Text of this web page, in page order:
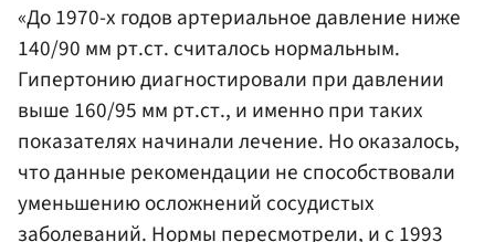
«До 1970-х годов артериальное давление ниже
140/90 мм рт.ст. считалось нормальным.
Гипертонию диагностировали при давлении
выше 160/95 мм рт.ст., и именно при таких
показателях начинали лечение. Но оказалось,
что данные рекомендации не способствовали
уменьшению осложнений сосудистых
заболеваний. Нормы пересмотрели, и с 1993